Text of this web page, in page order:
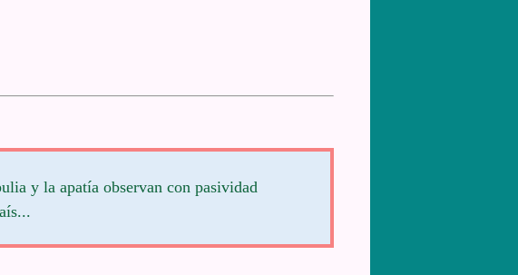
y la apatía observan con pasividad